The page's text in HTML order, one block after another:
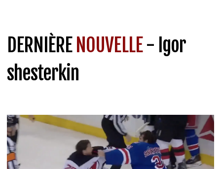
DERNIÈRENOUVELLE- Igor
shesterkin